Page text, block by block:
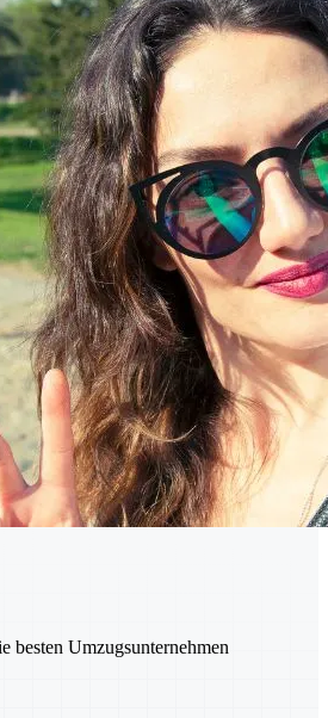
besten Umzugsunternehmen